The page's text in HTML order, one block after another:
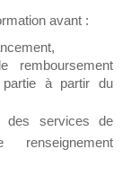
message
pour
avant :
remboursement
partie à partir du
des services de